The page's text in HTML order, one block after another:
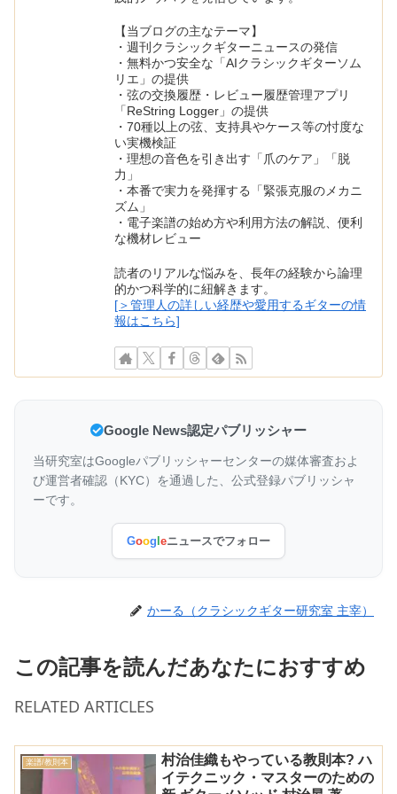
【当ブログの主なテーマ】
・週刊クラシックギターニュースの発信
・無料かつ安全な「AIクラシックギターソム
リエ」の提供
・弦の交換履歴・レビュー履歴管理アプリ
「ReString Logger」の提供
・70種以上の弦、支持具やケース等の忖度な
い実機検証
・理想の音色を引き出す「爪のケア」「脱
力」
・本番で実力を発揮する「緊張克服のメカニ
ズム」
・電子楽譜の始め方や利用方法の解説、便利
な機材レビュー
読者のリアルな悩みを、長年の経験から論理
的かつ科学的に紐解きます。
[＞管理人の詳しい経歴や愛用するギターの情
報はこちら]
Google News認定パブリッシャー
当研究室はGoogleパブリッシャーセンターの媒体審査およ
び運営者確認（KYC）を通過した、公式登録パブリッシャ
ーです。
Goog eニュースでフォロー
かーる（クラシックギター研究室 主宰）
この記事を読んだあなたにおすすめ
RELATED ARTICLES
楽譜/教則本
村治佳織もやっている教則本? ハ
イテクニック・マスターのための